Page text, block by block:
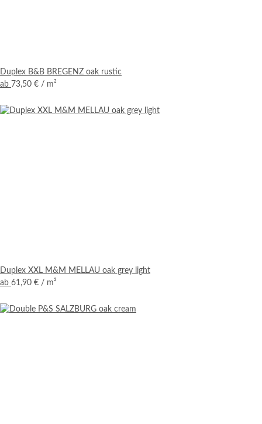
Duplex B&B BREGENZ oak rustic
ab 73,50 € / m²
Duplex XXL M&M MELLAU oak grey light
ab 61,90 € / m²